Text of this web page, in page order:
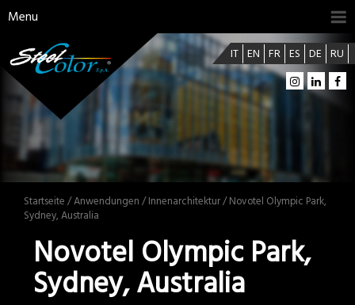
Menu
IT EN FR ES DE RU
Startseite /Anwendungen /Innenarchitektur/ Novotel Olympic Park,
Sydney, Australia
Novotel Olympic Park,
Sydney, Australia